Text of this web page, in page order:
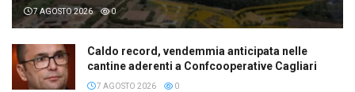
7 AGOSTO 2026 0
Caldo record, vendemmia anticipata nelle
cantine aderenti a Confcooperative Cagliari
7 AGOSTO 2026 0